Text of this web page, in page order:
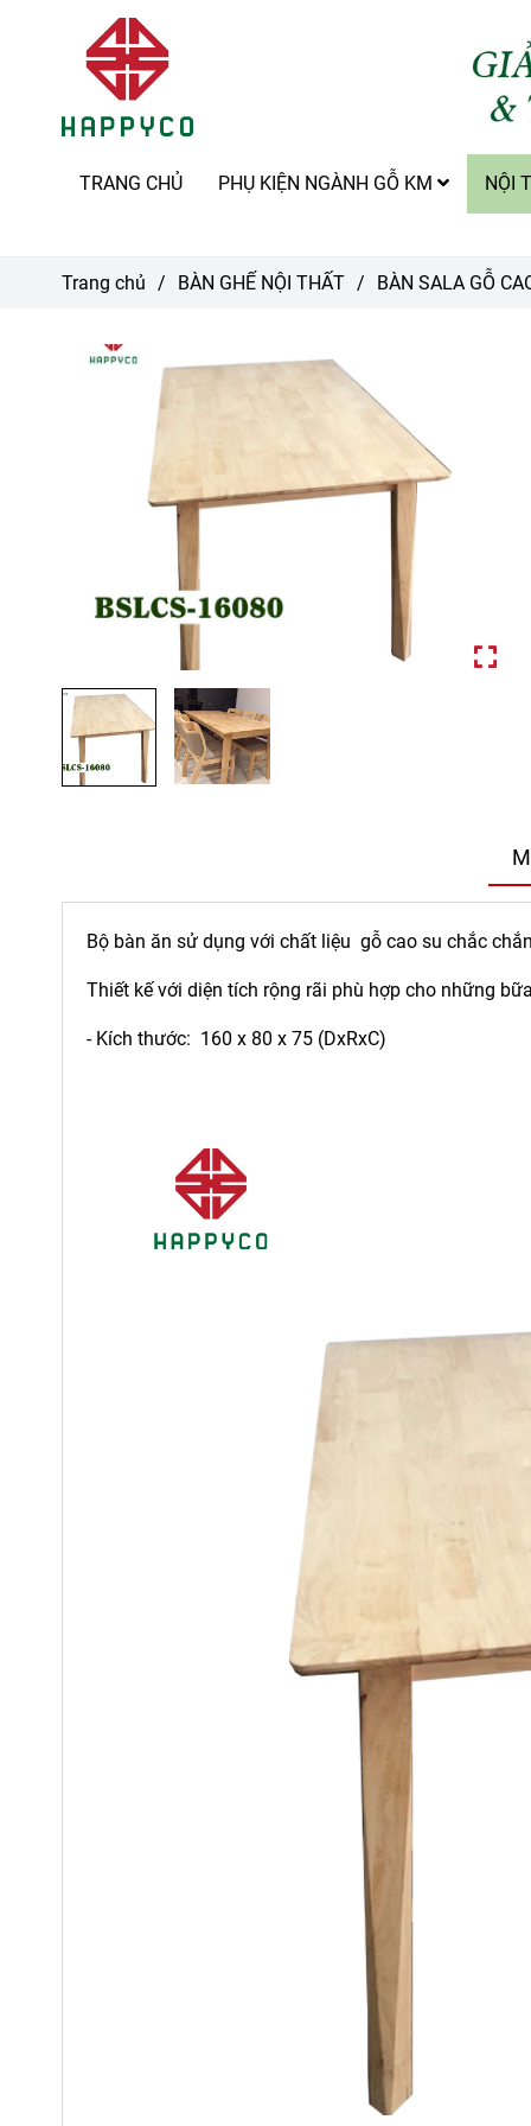
TRANG CHỦ PHỤ KIỆN NGÀNH GỖ KM NỘI
Trang chủ / BÀN GHẾ NỘI THẤT / BÀN SALA GỖ
Bộ bàn ăn sử dụng với chất liệu gỗ cao su chắc
Thiết kế với diện tích rộng rãi phù hợp cho những
- Kích thước: 160 x 80 x 75 (DxRxC)